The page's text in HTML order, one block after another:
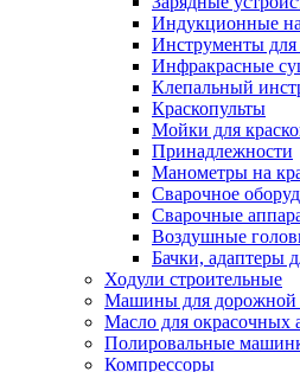
Индукционные
Инструменты для
Инфракрасные
Клепальный
Краскопульты
Мойки для
Принадлежности
Манометры на
Сварочное
Сварочные
Воздушные
Бачки, адаптеры
Ходули строительные
Машины для дорожной
Масло для окрасочных
Полировальные
Компрессоры